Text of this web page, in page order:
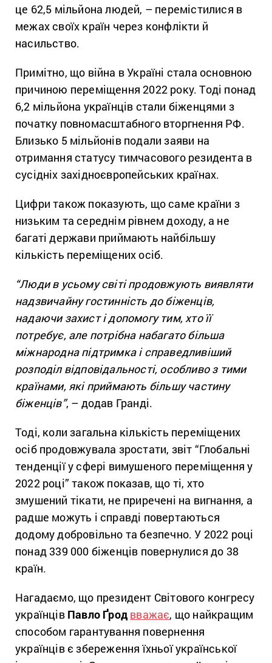
це 62,5 мільйона людей, – перемістилися в
межах своїх країн через конфлікти й
насильство.
Примітно, що війна в Україні стала основною
причиною переміщення 2022 року. Тоді понад
6,2 мільйона українців стали біженцями з
початку повномасштабного вторгнення РФ.
Близько 5 мільйонів подали заяви на
отримання статусу тимчасового резидента в
сусідніх західноєвропейських країнах.
Цифри також показують, що саме країни з
низьким та середнім рівнем доходу, а не
багаті держави приймають найбільшу
кількість переміщених осіб.
“Люди в усьому світі продовжують виявляти
надзвичайну гостинність до біженців,
надаючи захист і допомогу тим, хто її
потребує, але потрібна набагато більша
міжнародна підтримка і справедливіший
розподіл відповідальності, особливо з тими
країнами, які приймають більшу частину
біженців”, – додав Гранді.
Тоді, коли загальна кількість переміщених
осіб продовжувала зростати, звіт “Глобальні
тенденції у сфері вимушеного переміщення у
2022 році” також показав, що ті, хто
змушений тікати, не приречені на вигнання, а
радше можуть і справді повертаються
додому добровільно та безпечно. У 2022 році
понад 339 000 біженців повернулися до 38
країн.
Нагадаємо, що президент Світового конгресу
українців Павло Ґрод вважає, що найкращим
способом гарантування повернення
українців є збереження їхньої української